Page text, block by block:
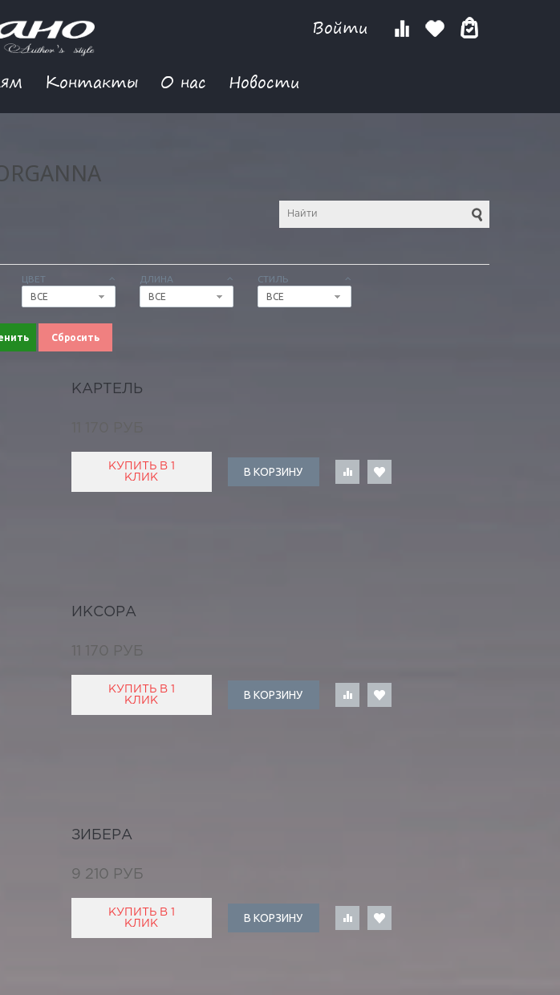
Войти
Контакты О нас Новости
ЦВЕТ
ВСЕ
ДЛИНА
ВСЕ
СТИЛЬ
ВСЕ
Сбросить
КАРТЕЛЬ
КУПИТЬ В 1
КЛИК
В КОРЗИНУ
ИКСОРА
11 170 РУБ
КУПИТЬ В 1
КЛИК
В КОРЗИНУ
ЗИБЕРА
9 210 РУБ
КУПИТЬ В 1
КЛИК
В КОРЗИНУ